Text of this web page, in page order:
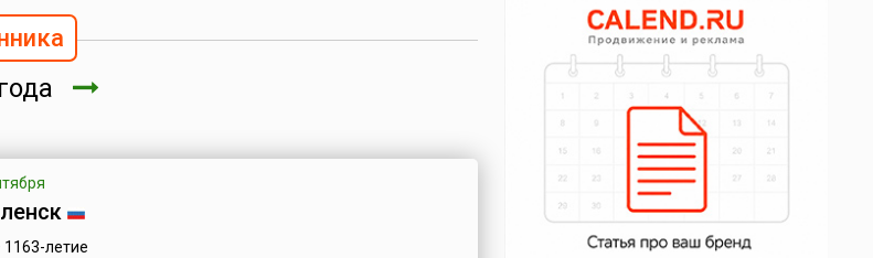
1163-летие